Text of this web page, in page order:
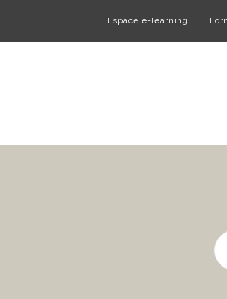
Espace e-learning